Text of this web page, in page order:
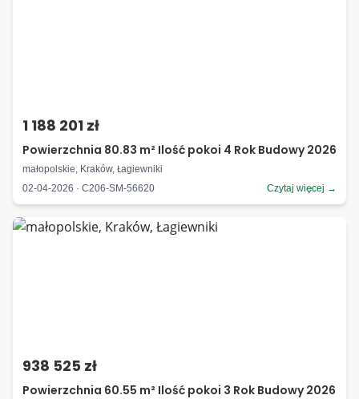
1 188 201 zł
Powierzchnia 80.83 m² Ilość pokoi 4 Rok Budowy 2026
małopolskie, Kraków, Łagiewniki
02-04-2026 · C206-SM-56620
Czytaj więcej →
938 525 zł
Powierzchnia 60.55 m² Ilość pokoi 3 Rok Budowy 2026